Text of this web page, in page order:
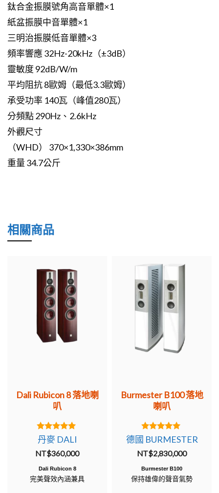
鈦合金振膜號角高音單體×1
紙盆振膜中音單體×1
三明治振膜低音單體×3
頻率響應 32Hz-20kHz（±3dB）
靈敏度 92dB/W/m
平均阻抗 8歐姆（最低3.3歐姆）
承受功率 140瓦（峰值280瓦）
分頻點 290Hz、2.6kHz
外觀尺寸
（WHD） 370×1,330×386mm
重量 34.7公斤
相關商品
Dali Rubicon 8 落地喇
叭
5.00
out of 5
丹麥 DALI
NT$360,000
Dali Rubicon 8
完美聲效內涵兼具
Burmester B100 落地
喇叭
5.00
out of 5
德國 BURMESTER
NT$2,830,000
Burmester B100
保持雄偉的聲音氣勢